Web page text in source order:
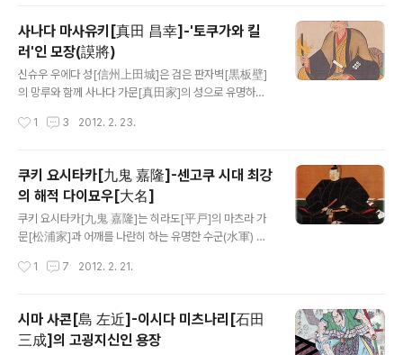
에스기 가문[上杉家] 집사(執事)의 가문인 나오에 노부츠
나[直江 信綱]가 후계자도 없이 살해당했기에 나오에 가
문이 끊기는 것을 안타까워 하며, 자신의 시동[小姓] 히구
치 요로쿠[樋口 与六]에게 나오에 가문을 잇게 하였다. 이
칭송 받는 명신(名臣) 나오에 야마시로노카미 카네츠..
사나다 마사유키[真田 昌幸]-'토쿠가와 킬
러'인 모장(謨將)
신슈우 우에다 성[信州上田城]은 검은 판자벽[黒板壁]
의 망루와 함께 사나다 가문[真田家]의 성으로 유명하다.
유키[昌幸]와 그의 장남 노부유키[信之]를 합쳐도 40년
85년이며, 그 다음을 이은 마츠다이라 가문[松平家]은 메
이지 유신[明治維新]까지 160년이라는 오랜 기간 이 성
의 주인이었던 것이다. 덧붙여 이야기하자면 현재 남아있
는 우에다 성[上田城]의 망루는 센고쿠 가문이 있을 때 세
워진 것이다. 이와 같이 우에다 성[上田城]과 사나다 가문
만, 사람들의 역사적 지식상에는 센고쿠 가문이나 마츠다
1 3 2012. 2. 23.
쿠키 요시타카[九鬼 嘉隆]-센고쿠 시대 최강
의 해적 다이묘우[大名]
쿠키 요시타카[九鬼 嘉隆]는 히라도[平戸]의 마츠라 가
문[松浦家]과 어깨를 나란히 하는 유명한 수군(水軍) 대
쿠키 포[九鬼浦] 출신으로, 요시타카의 조부 즈음부터 시
島]의 수군을 휘하에 둔 후 오다 노부나가[織田 信長]를
섬기게 되었다. 쿠키 수군의 위력은 뭐라 해도 유럽에서 전
래한 화포중심의 새로운 장비였다. 1578년 6월. 요시타카
1 7 2012. 2. 21.
시마 사콘[島 左近]-이시다 미츠나리[石田
三成]의 고굉지신인 용장